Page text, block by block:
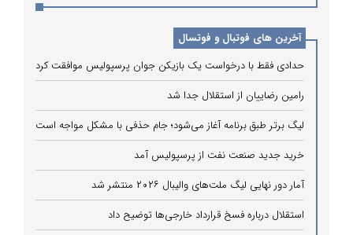
آخرین های فوتبال و فوتسال
حدادی فقط با درخواست یک بازیکن جوان پرسپولیس موافقت کرد
رامین رضاییان از استقلال جدا شد
لیگ برتر طبق برنامه آغاز می‌شود؛ جام حذفی با مشکل مواجه است
خرید جدید صنعت نفت از پرسپولیس آمد
آمار دور نهایی لیگ ملت‌های والیبال ۲۰۲۶ منتشر شد
استقلال درباره فسخ قرارداد خارجی‌ها توضیح داد